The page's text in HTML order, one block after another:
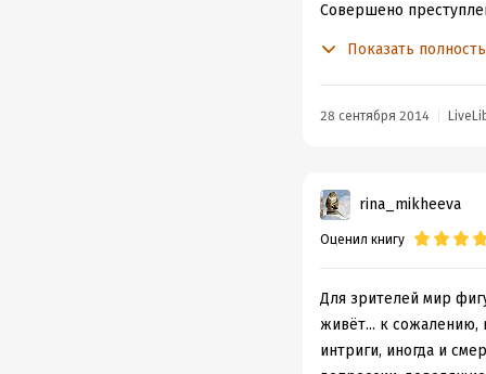
Совершено
Вы верите, что опер
Ну, ну, сознайтесь!
В глубине души вы
равно. Учителя,
невиновный человек
красивое раскрытие.
Всегда после ее
Показать
28 сентября 2014
rina_mikheeva
Оценил книгу
Для зрителей мир
живёт... к сожалению,
интриги, иногда и